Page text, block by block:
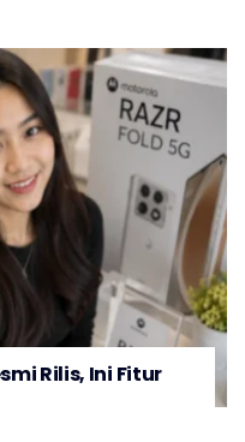
Rilis, Ini Fitur